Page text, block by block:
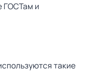
ГОСТам и
такие